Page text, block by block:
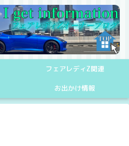
フェアレディZ関連
お出かけ情報